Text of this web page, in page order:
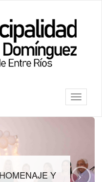
barra
de
Y